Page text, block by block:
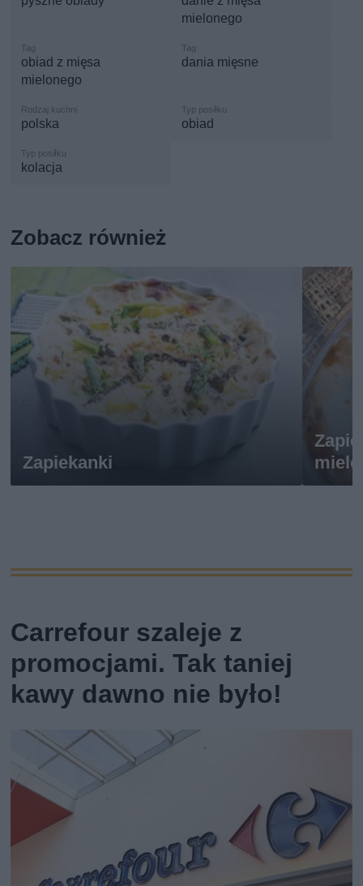
mielonego
obiad z mięsa
mielonego
dania mięsne
polska obiad
kolacja
Zobacz również
Zapiekanki
Carrefour szaleje z
promocjami. Tak taniej
kawy dawno nie było!